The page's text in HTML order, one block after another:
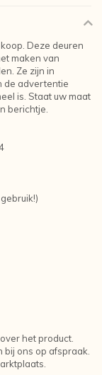
Deze deuren
maken van
Ze zijn in
de advertentie
is. Staat uw maat
berichtje.
het product.
bij ons op afspraak.